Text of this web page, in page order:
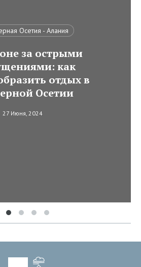
Осетия - Алания
за острыми
как
отдых в
Осетии
27 Июня, 2024